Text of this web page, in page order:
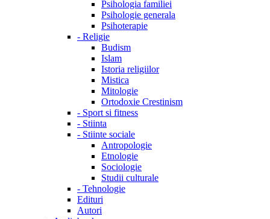
Psihologia familiei
Psihologie generala
Psihoterapie
- Religie
Budism
Islam
Istoria religiilor
Mistica
Mitologie
Ortodoxie Crestinism
- Sport si fitness
- Stiinta
- Stiinte sociale
Antropologie
Etnologie
Sociologie
Studii culturale
- Tehnologie
Edituri
Autori